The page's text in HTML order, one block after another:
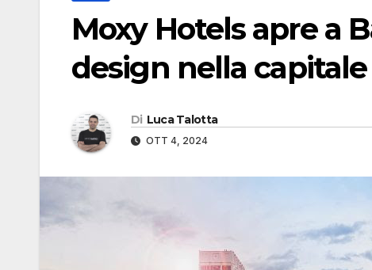
Moxy Hotels apre a
design nella
Di Luca Talotta
OTT 4, 2024